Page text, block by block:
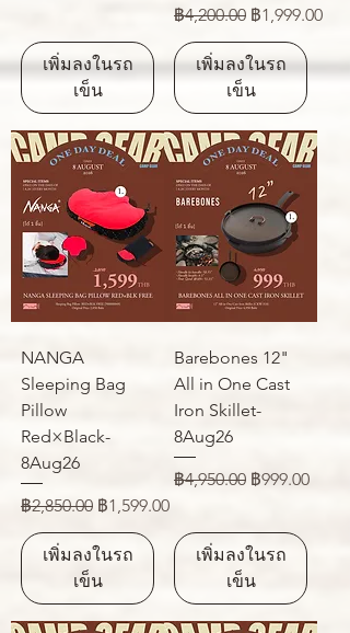
เพิ่มลงในรถ
เข็น
ราคาปกติ
฿4,200.00 ราคาขายลด
฿1,999.00
เพิ่มลงในรถ
เข็น
NANGA
Sleeping Bag
Pillow
Red×Black-
8Aug26
ราคาปกติ
฿2,850.00 ราคาขายลด
฿1,599.00
เพิ่มลงในรถ
เข็น
Barebones 12"
All in One Cast
Iron Skillet-
8Aug26
ราคาปกติ
฿4,950.00 ราคาขายลด
฿999.00
เพิ่มลงในรถ
เข็น